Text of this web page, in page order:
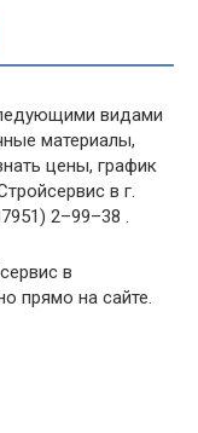
видами
материалы,
цены, график
в г.
2–99–38 .
в
прямо на сайте.